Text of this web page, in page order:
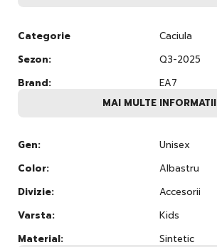
Categorie
Caciula
Sezon:
Q3-2025
Brand:
EA7
MAI MULTE INFORMATII
Gen:
Unisex
Color:
Albastru
Divizie:
Accesorii
Varsta:
Kids
Material:
Sintetic